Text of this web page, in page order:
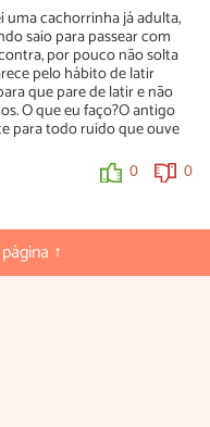
o mais indicado é buscar
melhoras!
0
uma cachorrinha já adulta,
saio para passear com
por pouco não solta
pelo hábito de latir
que pare de latir e não
O que eu faço?O antigo
para todo ruido que ouve
0 0
latir ameaça botar que ele
rapidinho.
↑